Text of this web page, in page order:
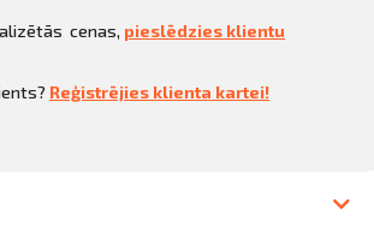
cenas, pieslēdzies klientu
Reģistrējies klienta kartei!